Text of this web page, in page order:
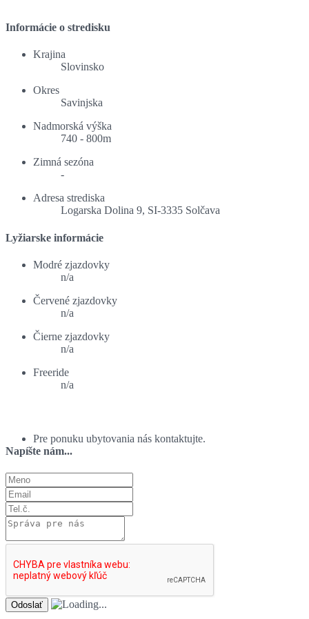
Informácie o stredisku
Krajina
Slovinsko
Okres
Savinjska
Nadmorská výška
740 - 800m
Zimná sezóna
-
Adresa strediska
Logarska Dolina 9, SI-3335 Solčava
Lyžiarske informácie
Modré zjazdovky
n/a
Červené zjazdovky
n/a
Čierne zjazdovky
n/a
Freeride
n/a
Pre ponuku ubytovania nás kontaktujte.
Napíšte nám...